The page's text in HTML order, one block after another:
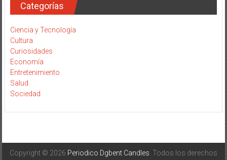
Categorías
Ciencia y Tecnología
Cultura
Curiosidades
Economía
Entretenimiento
Salud
Sociedad
Copyright © 2026 Periodico Dgbent Candles . Todos los derechos